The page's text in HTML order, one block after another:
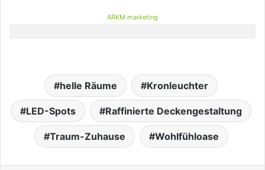
ARKM.marketing
helle Räume Kronleuchter
LED-Spots Raffinierte Deckengestaltung
Traum-Zuhause Wohlfühloase